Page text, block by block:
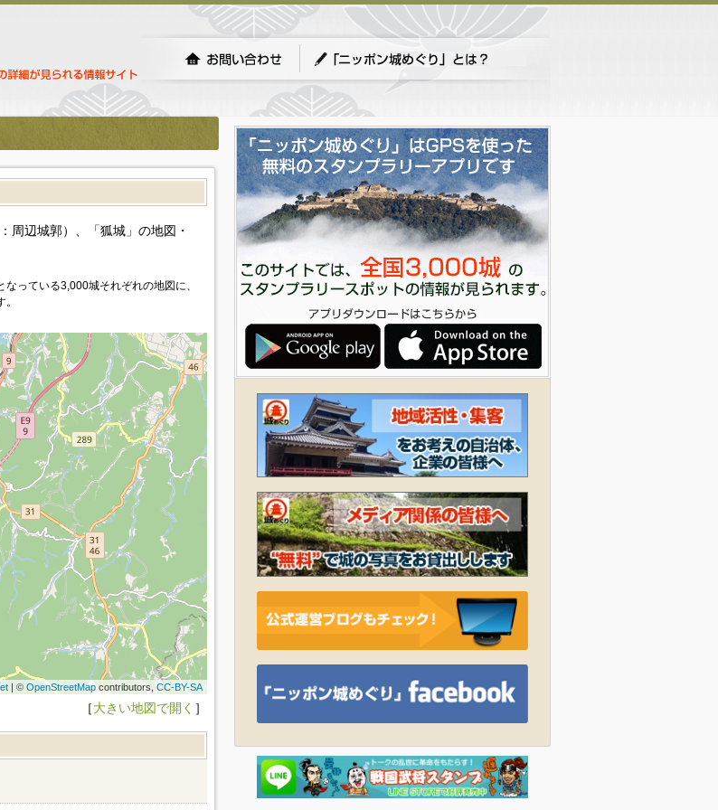
周辺城郭）、「狐城」の地図・
っている3,000城それぞれの地図に、
| © OpenStreetMapcontributors, CC-BY-SA
［大きい地図で開く ］